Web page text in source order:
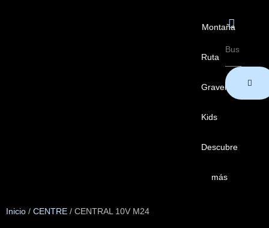
Montaña
Ruta
Gravel
Kids
Descubre
más
Inicio / CENTRE / CENTRAL 10V M24